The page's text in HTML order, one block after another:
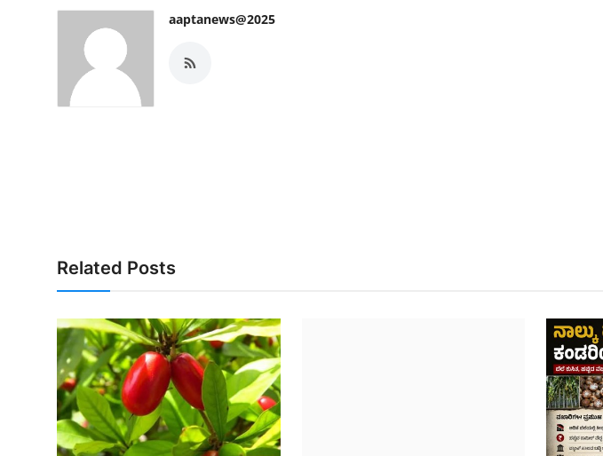
aaptanews@2025
Related Posts